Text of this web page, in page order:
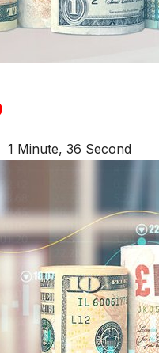
1 Minute, 36 Second